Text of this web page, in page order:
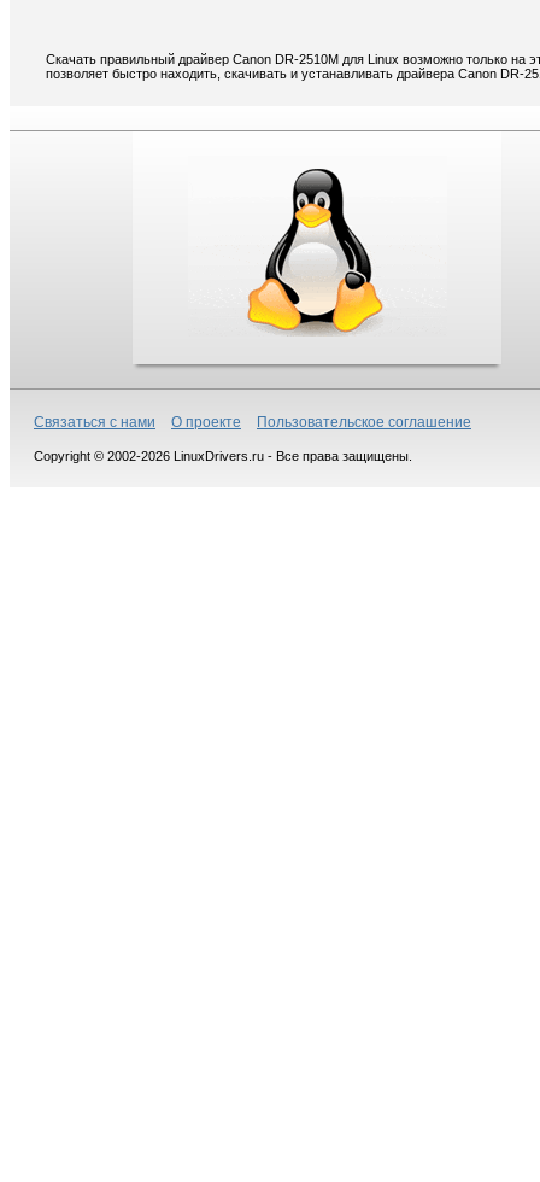
Скачать правильный драйвер Canon DR-2510M для Linux возможно только на
позволяет быстро находить, скачивать и устанавливать драйвера Canon DR-
Связаться с нами О проекте Пользовательское соглашение
Copyright © 2002-2026 LinuxDrivers.ru - Все права защищены.